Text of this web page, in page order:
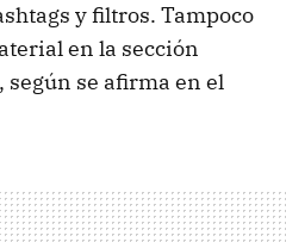
y filtros. Tampoco
en la sección
se afirma en el